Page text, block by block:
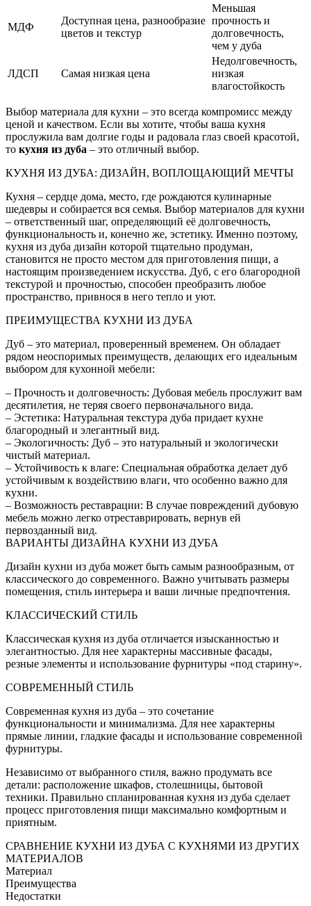
МДФ
Доступная цена, разнообразие
цветов и текстур
Меньшая
прочность и
долговечность,
чем у дуба
ЛДСП Самая низкая цена
Недолговечность,
низкая
влагостойкость
Выбор материала для кухни – это всегда компромисс между
ценой и качеством. Если вы хотите, чтобы ваша кухня
прослужила вам долгие годы и радовала глаз своей красотой,
то кухня из дуба – это отличный выбор.
КУХНЯ ИЗ ДУБА: ДИЗАЙН, ВОПЛОЩАЮЩИЙ МЕЧТЫ
Кухня – сердце дома, место, где рождаются кулинарные
шедевры и собирается вся семья. Выбор материалов для кухни
– ответственный шаг, определяющий её долговечность,
функциональность и, конечно же, эстетику. Именно поэтому,
кухня из дуба дизайн которой тщательно продуман,
становится не просто местом для приготовления пищи, а
настоящим произведением искусства. Дуб, с его благородной
текстурой и прочностью, способен преобразить любое
пространство, привнося в него тепло и уют.
ПРЕИМУЩЕСТВА КУХНИ ИЗ ДУБА
Дуб – это материал, проверенный временем. Он обладает
рядом неоспоримых преимуществ, делающих его идеальным
выбором для кухонной мебели:
– Прочность и долговечность: Дубовая мебель прослужит вам
десятилетия, не теряя своего первоначального вида.
– Эстетика: Натуральная текстура дуба придает кухне
благородный и элегантный вид.
– Экологичность: Дуб – это натуральный и экологически
чистый материал.
– Устойчивость к влаге: Специальная обработка делает дуб
устойчивым к воздействию влаги, что особенно важно для
кухни.
– Возможность реставрации: В случае повреждений дубовую
мебель можно легко отреставрировать, вернув ей
первозданный вид.
ВАРИАНТЫ ДИЗАЙНА КУХНИ ИЗ ДУБА
Дизайн кухни из дуба может быть самым разнообразным, от
классического до современного. Важно учитывать размеры
помещения, стиль интерьера и ваши личные предпочтения.
КЛАССИЧЕСКИЙ СТИЛЬ
Классическая кухня из дуба отличается изысканностью и
элегантностью. Для нее характерны массивные фасады,
резные элементы и использование фурнитуры «под старину».
СОВРЕМЕННЫЙ СТИЛЬ
Современная кухня из дуба – это сочетание
функциональности и минимализма. Для нее характерны
прямые линии, гладкие фасады и использование современной
фурнитуры.
Независимо от выбранного стиля, важно продумать все
детали: расположение шкафов, столешницы, бытовой
техники. Правильно спланированная кухня из дуба сделает
процесс приготовления пищи максимально комфортным и
приятным.
СРАВНЕНИЕ КУХНИ ИЗ ДУБА С КУХНЯМИ ИЗ ДРУГИХ
МАТЕРИАЛОВ
Материал
Преимущества
Недостатки